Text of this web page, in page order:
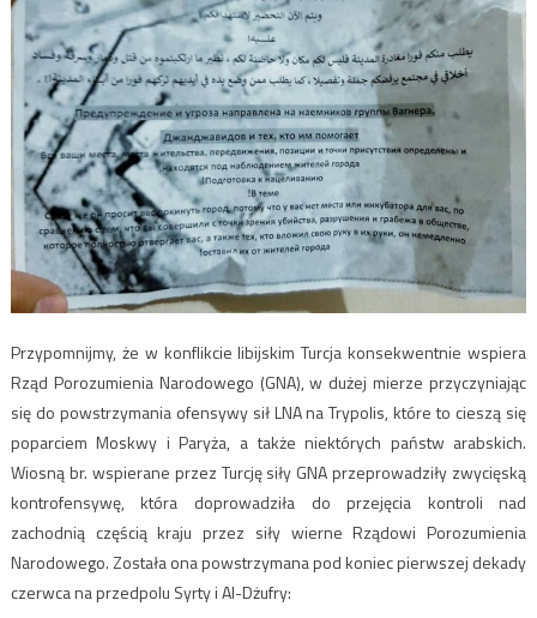
Przypomnijmy, że w konflikcie libijskim Turcja konsekwentnie wspiera
Rząd Porozumienia Narodowego (GNA), w dużej mierze przyczyniając
się do powstrzymania ofensywy sił LNA na Trypolis, które to cieszą się
poparciem Moskwy i Paryża, a także niektórych państw arabskich.
Wiosną br. wspierane przez Turcję siły GNA przeprowadziły zwycięską
kontrofensywę, która doprowadziła do przejęcia kontroli nad
zachodnią częścią kraju przez siły wierne Rządowi Porozumienia
Narodowego. Została ona powstrzymana pod koniec pierwszej dekady
czerwca na przedpolu Syrty i Al-Dżufry: